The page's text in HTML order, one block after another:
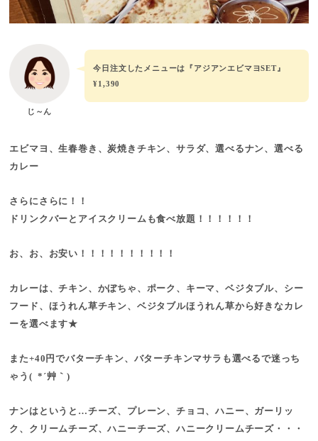
じ～ん
今日注文したメニューは『アジアンエビマヨSET』
¥1,390
エビマヨ、生春巻き、炭焼きチキン、サラダ、選べるナン、選べる
カレー
さらにさらに！！
ドリンクバーとアイスクリームも食べ放題！！！！！！
お、お、お安い！！！！！！！！！！
カレーは、チキン、かぼちゃ、ポーク、キーマ、ベジタブル、シー
フード、ほうれん草チキン、ベジタブルほうれん草から好きなカレ
ーを選べます★
また+40円でバターチキン、 バターチキンマサラも選べるで迷っち
ゃう( *´艸｀)
ナンはというと…チーズ、プレーン、チョコ、ハニー、ガーリッ
ク、 クリームチーズ、ハニーチーズ、ハニークリームチーズ・・・